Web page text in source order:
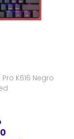
K616 Negro